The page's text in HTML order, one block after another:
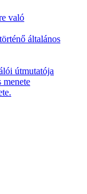
való
általános
útmutatója
menete